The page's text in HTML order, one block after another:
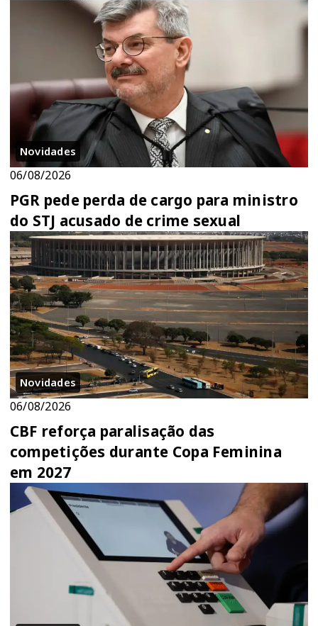
Novidades
06/08/2026
PGR pede perda de cargo para ministro
do STJ acusado de crime sexual
Novidades
06/08/2026
CBF reforça paralisação das
competições durante Copa Feminina
em 2027